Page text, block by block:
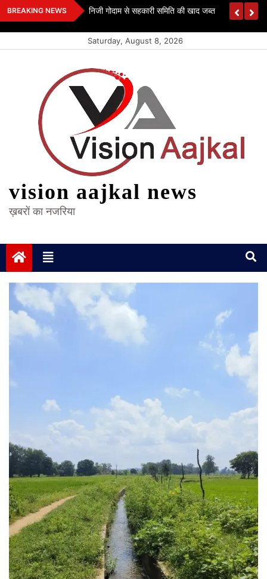
Skip
to
BREAKING NEWS
मां मातंगी धाम की महिमा अपार, बगलामुखी महायज्ञ रचा
Saturday, August 8, 2026
vision aajkal news
ख़बरों का नजरिया